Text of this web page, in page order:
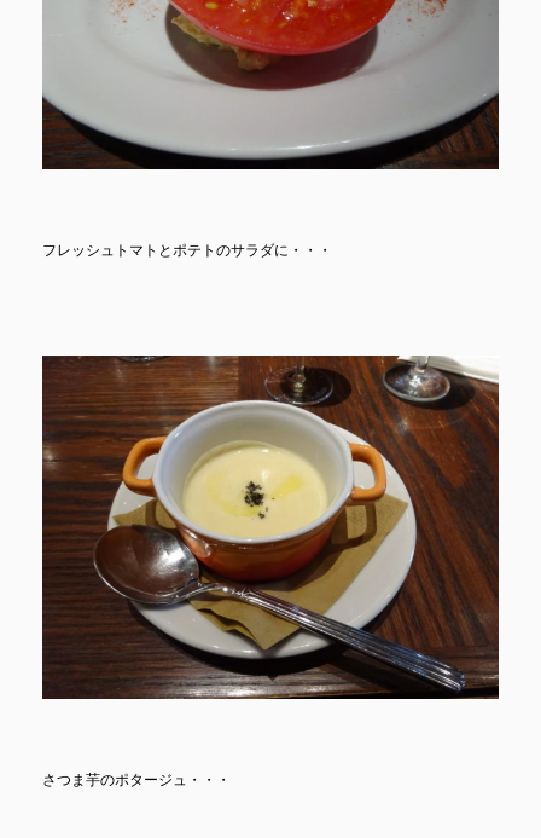
フレッシュトマトとポテトのサラダに・・・
さつま芋のポタージュ・・・